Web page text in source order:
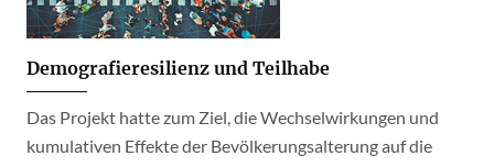
Demografieresilienz und Teilhabe
Das Projekt hatte zum Ziel, die Wechselwirkungen und
kumulativen Effekte der Bevölkerungsalterung auf die